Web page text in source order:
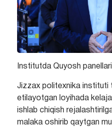
Institutda Quyosh
Jizzax politexnika instituti
etilayotgan loyihada
ishlab chiqish
malaka oshirib qaytgan